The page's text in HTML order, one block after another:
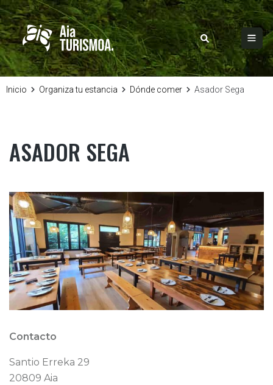
Inicio Organiza tu estancia Dónde comer Asador Sega
ASADOR SEGA
Contacto
Santio Erreka 29
20809 Aia